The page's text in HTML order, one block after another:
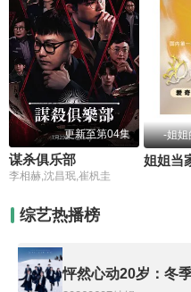
更新至第04集
谋杀俱乐部
李相赫,沈昌珉,崔杋圭
-姐姐
姐姐当
综艺热播榜
怦然心动20岁：冬